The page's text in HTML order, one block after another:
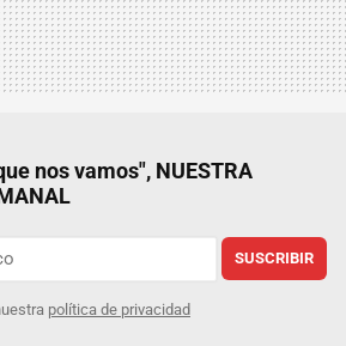
nos vamos", NUESTRA
SUSCRIBIR
política de privacidad